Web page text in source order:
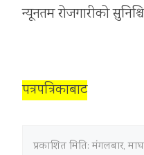
न्यूनतम रोजगारीको
पत्रपत्रिकाबाट
प्रकाशित मिति:मंगलबार,